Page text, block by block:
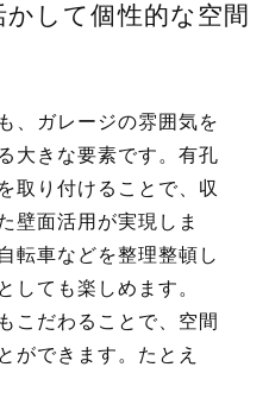
して個性的な空間
、ガレージの雰囲気を
大きな要素です。有孔
取り付けることで、収
壁面活用が実現しま
転車などを整理整頓し
しても楽しめます。
こだわることで、空間
ができます。たとえ